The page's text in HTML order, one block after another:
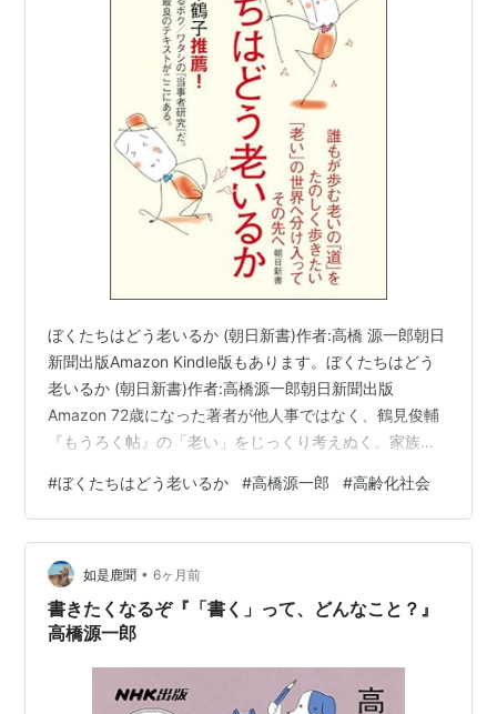
人に言えない習慣、罪深い愉しみ―読書中毒者の懺
悔 / 高橋源一郎. -- 朝日新聞社, 2003.9. -- (朝日文
私生活 / 高橋源一郎. -- 集英社インターナショナル,
ジョン・レノン対火星人 / 高橋源一郎. -- 講談社,
2004.4. -- (講談社文芸文庫)
日本文学盛衰史 / 高橋源一郎. -- 講談社, 2004.6. --
作家との一時間 / 富岡幸一郎. -- 日本文芸社, 1990.10
現代文学をたたかう (柄谷行人&高橋源一郎) 群像, --
講談社, 1992.05
魂の唯物論的な擁護のために / 蓮實重彦. -- 日本文芸
社, 1994.4
ぼくたちはどう老いるか (朝日新書)作者:高橋 源一郎朝日
新聞出版Amazon Kindle版もあります。ぼくたちはどう
老いるか (朝日新書)作者:高橋源一郎朝日新聞出版
Amazon 72歳になった著者が他人事ではなく、鶴見俊輔
『もうろく帖』の「老い」をじっくり考えぬく。家族に
棺のそばで思ったこと、３歳下の実弟の死から身近な血
縁、ひとりで死ぬことを思う。注目の思索エッセイ。 病
院でずっと働いている僕にとっては「老い」「老いた人
と向き合う家族」というのは、身近なテーマではあるの
です。僕自身も50代となり、自分自身の「老い」ととも
に、それを否定した…
#ぼくたちはどう老いるか #高橋源一郎 #高齢化社会
如是鹿聞 • 6ヶ月前
書きたくなるぞ『「書く」って、どんなこと？』
高橋源一郎